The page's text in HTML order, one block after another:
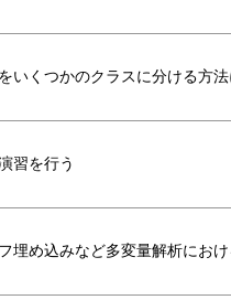
いくつかのクラスに分ける方
習を行う
埋め込みなど多変量解析にお